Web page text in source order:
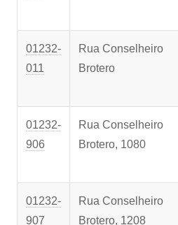
01232-
011
Rua Conselheiro
Brotero
01232-
906
Rua Conselheiro
Brotero, 1080
01232-
907
Rua Conselheiro
Brotero, 1208